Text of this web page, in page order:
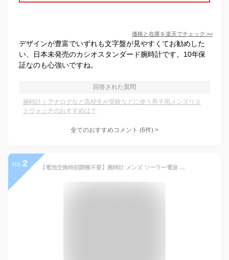
価格と在庫を楽天でチェック >>
デザインが豊富でいずれも文字盤が見やすくてお勧めした
い、日本未発売のカシオスタンダード腕時計です。10年保
証なのも心強いですね。
回答された質問
腕時計｜アナログなど高校生が受験などに使う男子用メンズリス
トウォッチのおすすめは？
全てのおすすめコメント (6件) >
no. 2 【電池交換時刻調整不要】腕時計 メンズ ソーラー電波 革ベルト セイコー 時計 SEIKO 男性 定番 プレゼント おすすめ 人気 ブランド メタル レザー ベルト 夫 彼氏 恋人 ソーラー 電波 電波ソーラー 生活 防水 電波時計 電波腕時計 ビジネス 仕事 スーツ アナログ シンプル